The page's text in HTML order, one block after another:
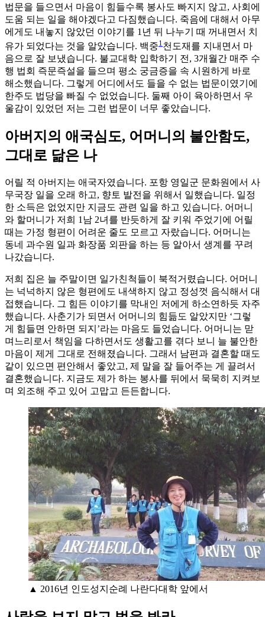
법문을 들으면서 마음이 힘들수록 봉사도 빠지지 않고, 사회에
도움 되는 일을 해야겠다고 다짐했습니다. 죽음에 대해서 아무
에게도 내놓지 않았던 이야기를 1년 뒤 나누기 때 꺼내면서 치
유가 되었다는 것을 알았습니다. 백중1 천도재를 지내면서 마
음으로 잘 보냈습니다. 불교대학 입학하기 전, 3개월간 매주 수
행 법회 즉문즉설을 들으며 평소 궁금증을 속 시원하게 바로
해소했습니다. 그렇게 어디에서도 들을 수 없는 법문이였기에
한주도 법당을 빠질 수 없었습니다. 둘째 아이 육아하면서 우
울감이 있었던 저는 그런 법문이 너무 좋았습니다.
아버지의 애국심도, 어머니의 불안함도,
그대로 닮은 나
어릴 적 아버지는 애국자였습니다. 포항 영일군 문화원에서 사
무국장 일을 오래 하고, 향토 발전을 위해서 일했습니다. 일정
한 소득은 없었지만 지금도 관련 일을 하고 있습니다. 어머니
와 할머니가 저희 1남 2녀를 반듯하게 잘 키워 주었기에 어릴
때는 가정 형편이 어려운 줄도 모르고 자랐습니다. 어머니는
동네 과수원 일과 화장품 외판을 하는 등 알아서 생계를 꾸려
나갔습니다.
저희 집은 늘 주말이면 일가친척들이 북적거렸습니다. 어머니
는 넉넉하지 않은 형편에도 내색하지 않고 정성껏 음식해서 대
접했습니다. 그 힘든 이야기를 막내인 저에게 하소연하듯 자주
했습니다. 사춘기가 되면서 어머니의 힘듦도 알았지만 ‘그렇
게 힘들면 안하면 되지’라는 마음도 들었습니다. 어머니는 맏
며느리로서 책임을 다하면서도 생활고를 겪다 보니 늘 불안한
마음이 제게 그대로 전해졌습니다. 그래서 남편과 결혼할 때도
같이 있으면 편안해서 좋았고, 제 말을 잘 들어주는 게 끌려서
결혼했습니다. 지금도 제가 하는 봉사를 뒤에서 묵묵히 지켜보
며 외조해 주고 있어 고맙고 든든합니다.
▲ 2016년 인도성지순례 나란다대학 앞에서